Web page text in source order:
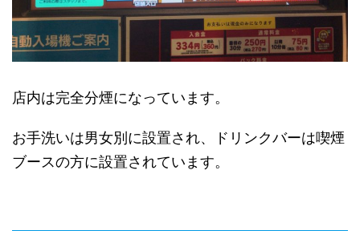
店内は完全分煙になっています。
お手洗いは男女別に設置され、ドリンクバーは喫煙
ブースの方に設置されています。